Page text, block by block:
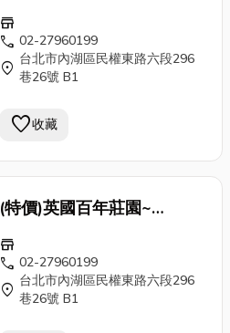
Antique 刷色 手工 鍛
花 門片 老門 古董門caa1
store
call 02-27960199
location_on 台北市內湖區民權東路六段296
巷26號 B1
favorite收藏
(特價)英國百年莊園~
Antique 刷色 手工 鍛
花 門片 老門 古董門caa1
store
call 02-27960199
location_on 台北市內湖區民權東路六段296
巷26號 B1